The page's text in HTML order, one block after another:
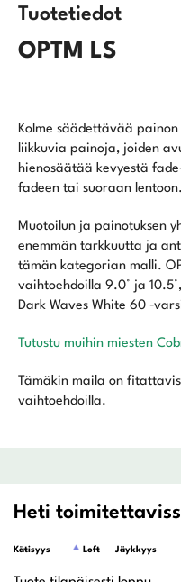
Tuotetiedot
OPTM LS
Kolme säädettävää
liikkuvia painoja, joiden
hienosäätää kevyestä
fadeen tai suoraan lentoon.
Muotoilun ja painotuksen
enemmän tarkkuutta ja
tämän kategorian malli.
vaihtoehdoilla 9.0° ja
Dark Waves White 60
Tutustu muihin miesten
Tämäkin maila on
vaihtoehdoilla.
Heti
Kätisyys Loft Jäykkyys